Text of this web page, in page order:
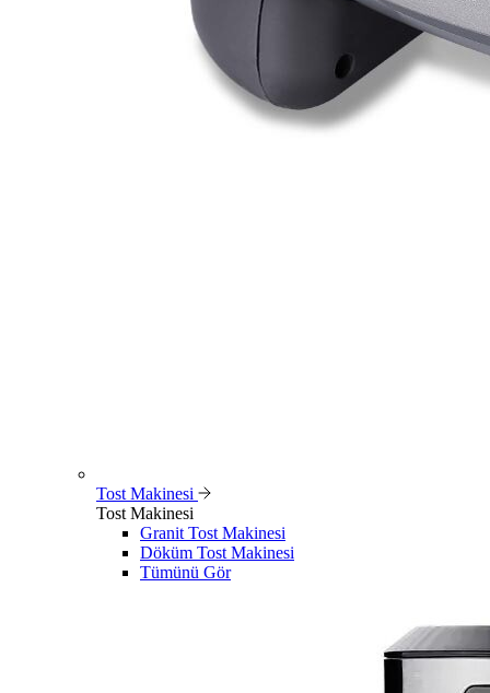
Tost Makinesi
Tost Makinesi
Granit Tost Makinesi
Döküm Tost Makinesi
Tümünü Gör